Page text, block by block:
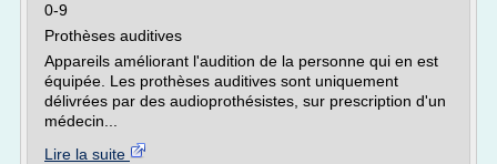
0-9
Prothèses auditives
Appareils améliorant l'audition de la personne qui en est
équipée. Les prothèses auditives sont uniquement
délivrées par des audioprothésistes, sur prescription d'un
médecin...
Lire la suite